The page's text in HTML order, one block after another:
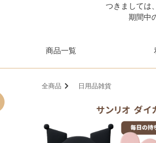
つきましては
期間中
商品一覧
全商品 日用品雑貨